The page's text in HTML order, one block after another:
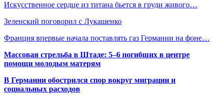
Искусственное сердце из титана бьется в груди живого…
Зеленский поговорил с Лукашенко
Франция впервые начала поставлять газ Германии на фоне…
Массовая стрельба в Штаде: 5–6 погибших в центре
помощи молодым матерям
В Германии обострился спор вокруг миграции и
социальных расходов